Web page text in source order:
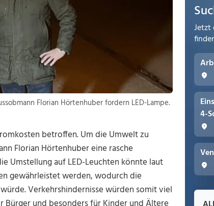
Florian Hörtenhuber fordern LED-Lampe.
betroffen. Um die Umwelt zu
Florian Hörtenhuber eine rasche
Umstellung auf LED-Leuchten könnte laut
gewährleistet werden, wodurch die
Verkehrshindernisse würden somit viel
Jetzt
4-